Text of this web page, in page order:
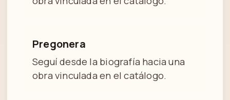
Pregonera
Seguí desde la biografía hacia una
obra vinculada en el catálogo.